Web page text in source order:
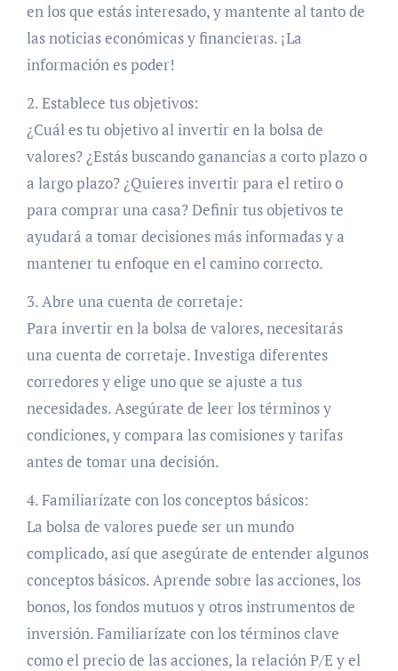
en los que estás interesado, y mantente al tanto de
las noticias económicas y financieras. ¡La
información es poder!
2. Establece tus objetivos:
¿Cuál es tu objetivo al invertir en la bolsa de
valores? ¿Estás buscando ganancias a corto plazo o
a largo plazo? ¿Quieres invertir para el retiro o
para comprar una casa? Definir tus objetivos te
ayudará a tomar decisiones más informadas y a
mantener tu enfoque en el camino correcto.
3. Abre una cuenta de corretaje:
Para invertir en la bolsa de valores, necesitarás
una cuenta de corretaje. Investiga diferentes
corredores y elige uno que se ajuste a tus
necesidades. Asegúrate de leer los términos y
condiciones, y compara las comisiones y tarifas
antes de tomar una decisión.
4. Familiarízate con los conceptos básicos:
La bolsa de valores puede ser un mundo
complicado, así que asegúrate de entender algunos
conceptos básicos. Aprende sobre las acciones, los
bonos, los fondos mutuos y otros instrumentos de
inversión. Familiarízate con los términos clave
como el precio de las acciones, la relación P/E y el